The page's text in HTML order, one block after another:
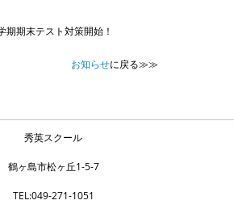
期末テスト対策開始！
お知らせに戻る≫≫
秀英スクール
鶴ヶ島市松ヶ丘1-5-7
TEL:049-271-1051